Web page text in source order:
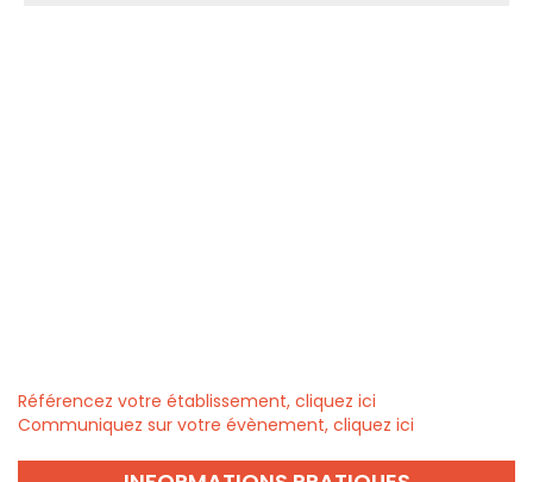
Référencez votre établissement, cliquez ici
Communiquez sur votre évènement, cliquez ici